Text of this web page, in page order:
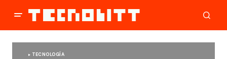
TECNOLOGÍA